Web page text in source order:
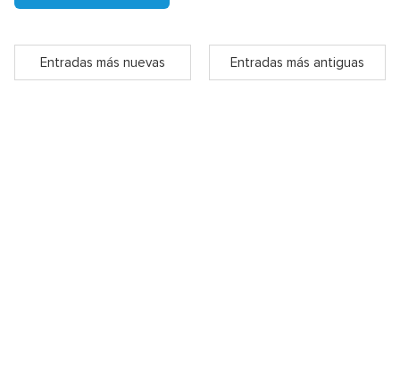
Entradas más nuevas Entradas más antiguas